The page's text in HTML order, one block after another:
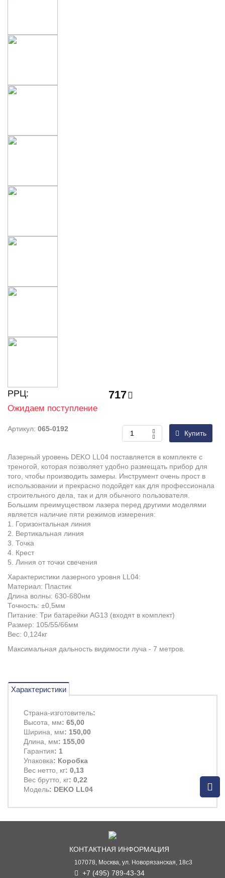
РРЦ: 717
Ожидаем поступление
Артикул: 065-0192
Купить
Лазерный уровень DEKO LL04 поставляется в комплекте с
треногой, которая позволяет удобно размещать прибор для
того, чтобы производить замеры. Инструмент очень прост в
использовании и прекрасно подойдет как для профессионала
строительного дела, так и для обычного пользователя.
Большим преимуществом лазера перед другими моделями
является наличие пяти режимов измерения:
1. Горизонтальная линия
2. Вертикальная линия
3. Точка
4. Крест
5. Линия от точки свечения
Характеристики лазерного уровня LL04:
Материал: Пластик
Длина волны: 630-680нм
Точность: ±0,5мм
Питание: Три батарейки AG13 (входят в комплект)
Размер: 105/55/66мм
Вес: 0,124кг
Максимальная дальность видимости луча - 7 метров.
Характеристики
Страна-изготовитель:
Высота, мм: 65,00
Ширина, мм: 150,00
Длина, мм: 155,00
Гарантия: 1
Упаковка: Коробка
Вес нетто, кг: 0,13
Вес брутто, кг: 0,22
Модель: DEKO LL04
КОНТАКТНАЯ ИНФОРМАЦИЯ
107078, Москва, ул. Новорязанская, 18с3
+7 (495) 789-43-34